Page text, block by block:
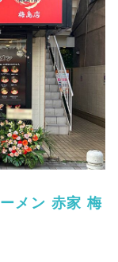
メン 赤家 梅